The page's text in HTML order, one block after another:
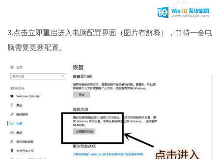
3.点击立即重启进入电脑配置界面（图片有解释），等待一会电
脑需要更新配置。